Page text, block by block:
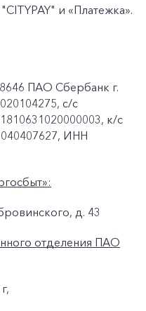
и «Платежка».
ПАО Сбербанк г.
с/с
к/c
ИНН
д. 43
отделения ПАО